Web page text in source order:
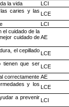
la vida
LCI
caries y las
LCE
LCI
el cuidado de la
cuidado deAE
el cepillado
LCE
tienen que ser
LCE
correctamente AE
y los
LCE
a prevenir
LCI